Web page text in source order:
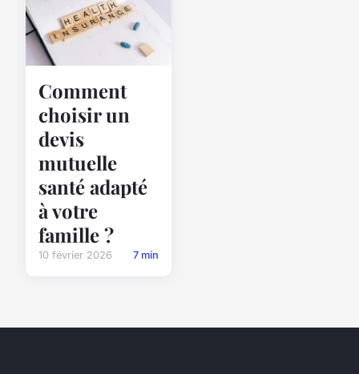
Comment
choisir un
devis
mutuelle
santé adapté
à votre
famille ?
10 février 2026 7 min